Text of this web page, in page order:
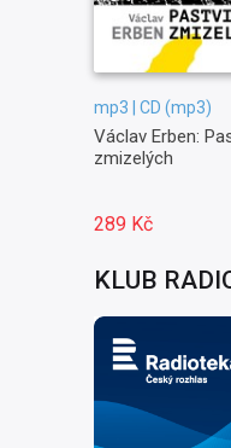
mp3 | CD (mp3)
Václav Erben:
zmizelých
289 Kč
KLUB